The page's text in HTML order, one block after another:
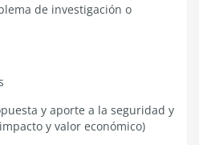
de investigación o
y aporte a la seguridad y
y valor económico)